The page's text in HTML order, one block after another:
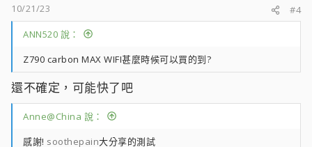
10/21/23
#4
ANN520 說：
Z790 carbon MAX WIFI甚麼時候可以買的到?
還不確定，可能快了吧
Anne@China 說：
感謝! soothepain大分享的測試